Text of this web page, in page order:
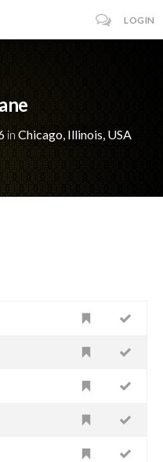
LOGIN
in Chicago, Illinois, USA